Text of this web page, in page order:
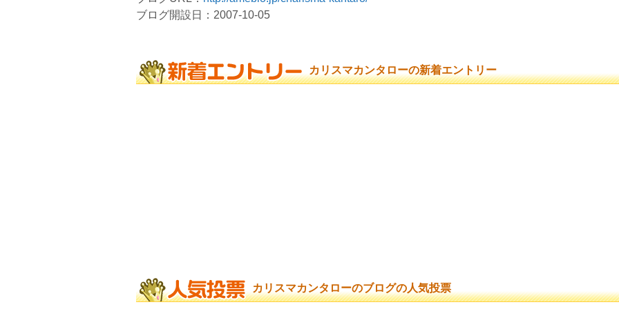
ブログ開設日：2007-10-05
カリスマカンタローの新着エントリー
カリスマカンタローのブログの人気投票